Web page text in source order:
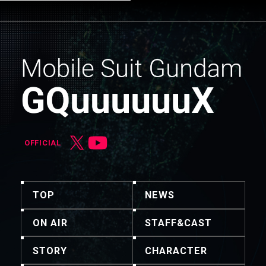
OFFICIAL
TOP NEWS
ON AIR STAFF&CAST
STORY CHARACTER